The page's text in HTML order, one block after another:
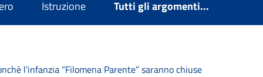
Istruzione Tutti gli argomenti...
l’infanzia “Filomena Parente” saranno chiuse